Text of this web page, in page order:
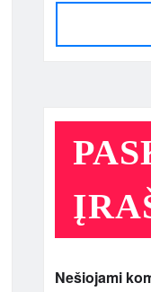
Nešiojami